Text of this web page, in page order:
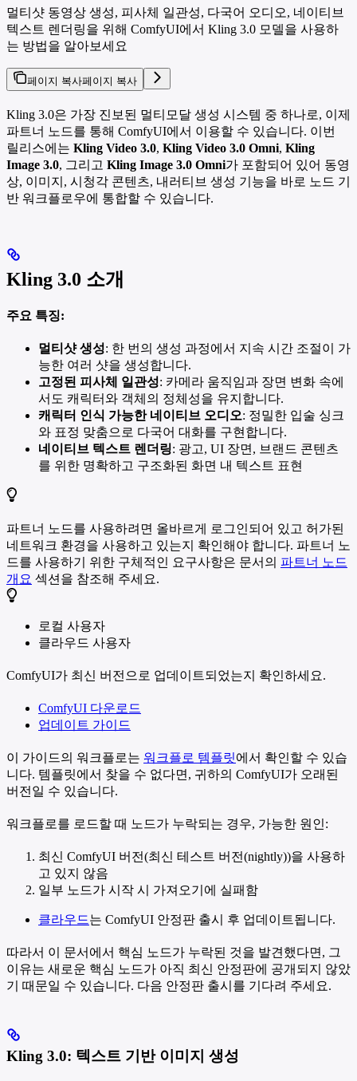
멀티샷 동영상 생성, 피사체 일관성, 다국어 오디오, 네이티브
텍스트 렌더링을 위해 ComfyUI에서 Kling 3.0 모델을 사용하
는 방법을 알아보세요
페이지 복사페이지 복사
Kling 3.0은 가장 진보된 멀티모달 생성 시스템 중 하나로, 이제
파트너 노드를 통해 ComfyUI에서 이용할 수 있습니다. 이번
릴리스에는 Kling Video 3.0, Kling Video 3.0 Omni, Kling
Image 3.0, 그리고 Kling Image 3.0 Omni가 포함되어 있어 동영
상, 이미지, 시청각 콘텐츠, 내러티브 생성 기능을 바로 노드 기
반 워크플로우에 통합할 수 있습니다.
Kling 3.0 소개
주요 특징:
멀티샷 생성: 한 번의 생성 과정에서 지속 시간 조절이 가
능한 여러 샷을 생성합니다.
고정된 피사체 일관성: 카메라 움직임과 장면 변화 속에
서도 캐릭터와 객체의 정체성을 유지합니다.
캐릭터 인식 가능한 네이티브 오디오: 정밀한 입술 싱크
와 표정 맞춤으로 다국어 대화를 구현합니다.
네이티브 텍스트 렌더링: 광고, UI 장면, 브랜드 콘텐츠
를 위한 명확하고 구조화된 화면 내 텍스트 표현
파트너 노드를 사용하려면 올바르게 로그인되어 있고 허가된
네트워크 환경을 사용하고 있는지 확인해야 합니다. 파트너 노
드를 사용하기 위한 구체적인 요구사항은 문서의 파트너 노드
개요 섹션을 참조해 주세요.
로컬 사용자
클라우드 사용자
ComfyUI가 최신 버전으로 업데이트되었는지 확인하세요.
ComfyUI 다운로드
업데이트 가이드
이 가이드의 워크플로는 워크플로 템플릿에서 확인할 수 있습
니다. 템플릿에서 찾을 수 없다면, 귀하의 ComfyUI가 오래된
버전일 수 있습니다.
워크플로를 로드할 때 노드가 누락되는 경우, 가능한 원인:
최신 ComfyUI 버전(최신 테스트 버전(nightly))을 사용하
고 있지 않음
일부 노드가 시작 시 가져오기에 실패함
클라우드는 ComfyUI 안정판 출시 후 업데이트됩니다.
따라서 이 문서에서 핵심 노드가 누락된 것을 발견했다면, 그
이유는 새로운 핵심 노드가 아직 최신 안정판에 공개되지 않았
기 때문일 수 있습니다. 다음 안정판 출시를 기다려 주세요.
Kling 3.0: 텍스트 기반 이미지 생성